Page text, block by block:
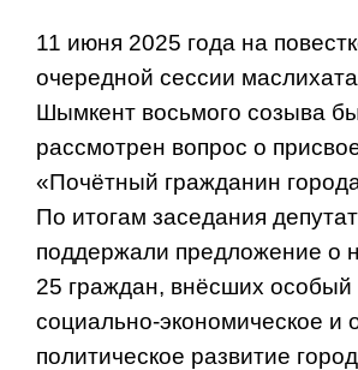
11 июня 2025 года на
очередной сессии
Шымкент восьмого созыва
рассмотрен вопрос о
«Почётный гражданин
По итогам заседания
поддержали предложение о
25 граждан, внёсших особый
социально-экономическое и
политическое развитие